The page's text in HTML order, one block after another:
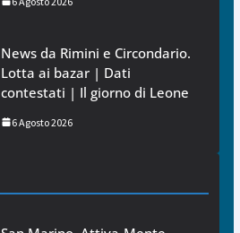
News da Rimini e Circondario.
Lotta ai bazar | Dati
contestati | Il giorno di Leone
6 Agosto 2026